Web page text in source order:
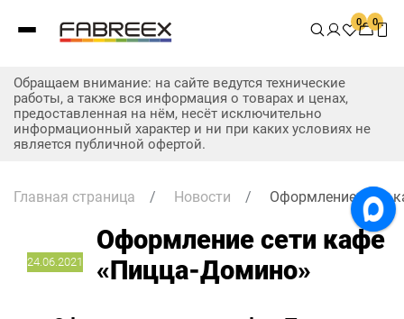
0 0
Обращаем внимание: на сайте ведутся технические
работы, а также вся информация о товарах и ценах,
предоставленная на нём, несёт исключительно
информационный характер и ни при каких условиях не
является публичной офертой.
Главная страница / Новости / Оформление сети
24.06.2021
Оформление сети кафе
«Пицца-Домино»